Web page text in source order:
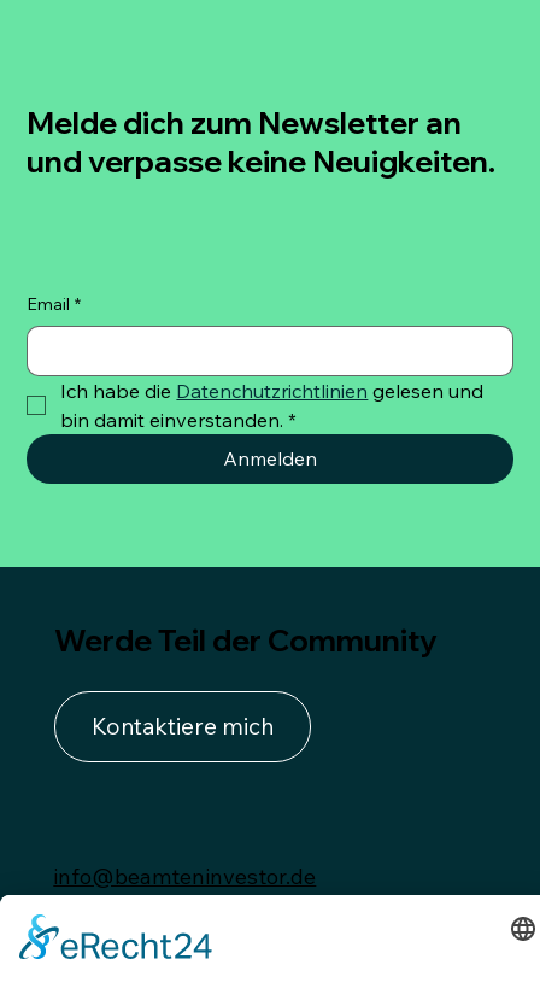
Melde dich zum Newsletter an
und verpasse keine Neuigkeiten.
Email *
Ich habe die Datenchutzrichtlinien gelesen und
bin damit einverstanden. *
Anmelden
Werde Teil der Community
Kontaktiere mich
info@beamteninvestor.de
Impressum